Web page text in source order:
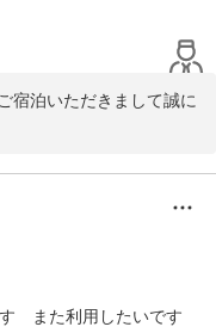
宿泊いただきまして誠に
た際はまた宜しくお願